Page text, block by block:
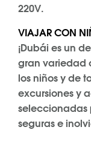
220V.
VIAJAR CON
¡Dubái es un
gran variedad
los niños y de
excursiones y
seleccionadas
seguras e